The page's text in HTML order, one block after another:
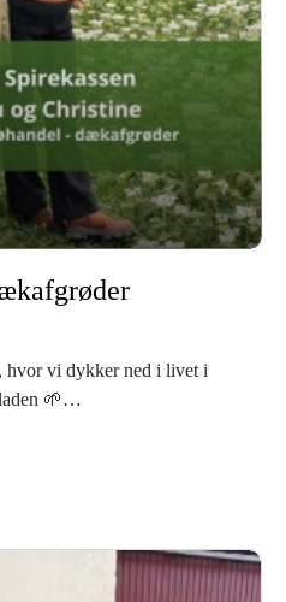
hvor vi dykker ned i livet i
🌱
måske lyder lidt nørdet… men
fuldstændig: dækafgrøder.
Her åbner vi dørene